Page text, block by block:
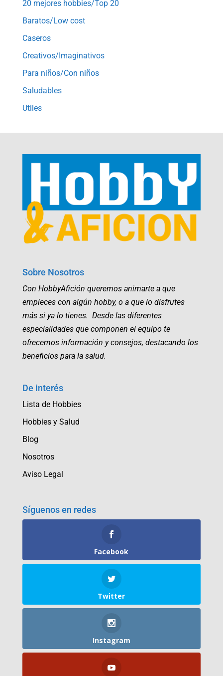
20 mejores hobbies/Top 20
Baratos/Low cost
Caseros
Creativos/Imaginativos
Para niños/Con niños
Saludables
Utiles
Sobre Nosotros
Con HobbyAfición queremos animarte a que
empieces con algún hobby, o a que lo disfrutes
más si ya lo tienes. Desde las diferentes
especialidades que componen el equipo te
ofrecemos información y consejos, destacando los
beneficios para la salud.
De interés
Lista de Hobbies
Hobbies y Salud
Blog
Nosotros
Aviso Legal
Síguenos en redes
Facebook
Twitter
Instagram